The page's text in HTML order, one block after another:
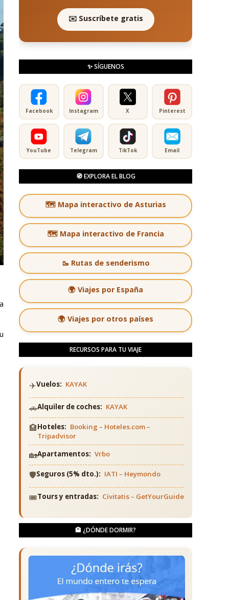
✉️ Suscríbete gratis
✨ SÍGUENOS
Facebook Instagram X Pinterest
YouTube Telegram TikTok Email
🧭 EXPLORA EL BLOG
🗺️ Mapa interactivo de Asturias
🗺️ Mapa interactivo de Francia
🥾 Rutas de senderismo
🌍 Viajes por España
🌍 Viajes por otros países
RECURSOS PARA TU VIAJE
✈️Vuelos: KAYAK
🚗Alquiler de coches: KAYAK
🏨Hoteles: Booking – Hoteles.com–
Tripadvisor
🏡Apartamentos: Vrbo
🛡️Seguros (5% dto.): IATI – Heymondo
🎟️Tours y entradas: Civitatis– GetYourGuide
🏨 ¿DÓNDE DORMIR?